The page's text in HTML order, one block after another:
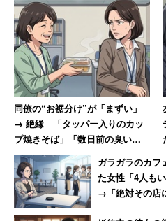
同僚の“お裾分け”が「まずい」
→ 絶縁 「タッパー入りのカッ
プ焼きそば」「数日前の臭いが
酸っぱくなったオカラサラダ」
に震撼した女性
ガラガラのカフ
た女性「4人も
→「絶対その店